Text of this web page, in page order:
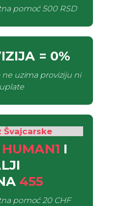
pomoć500 RSD
= 0%
ne uzima proviziju ni
Švajcarske
HUMAN1 I
455
pomoć20 CHF